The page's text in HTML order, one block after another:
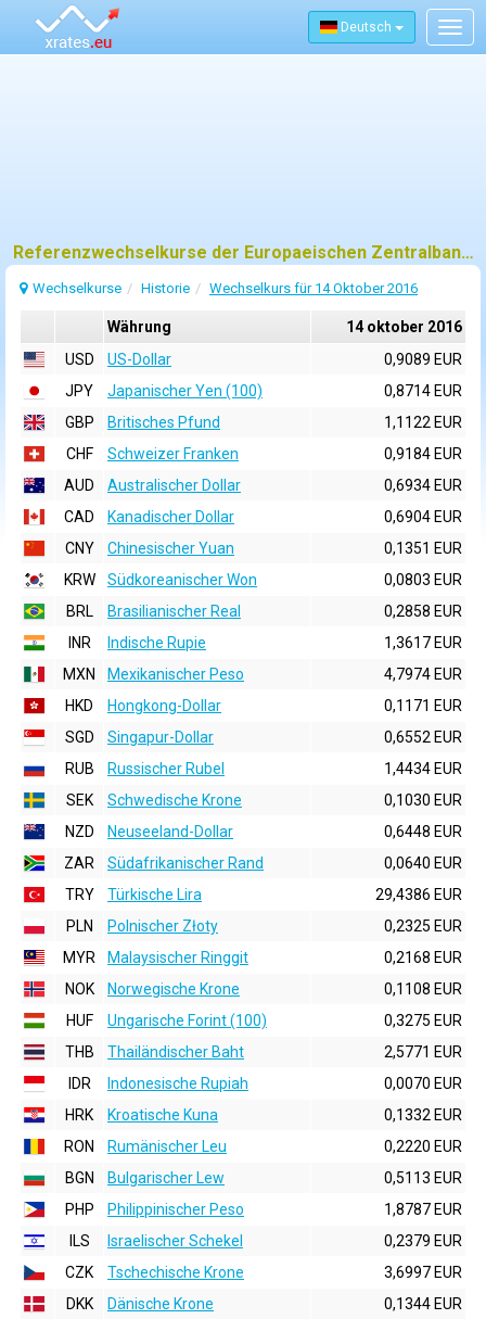
Deutsch
Referenzwechselkurse der Europaeischen Zentralbank (EZB) fuer 14 oktober 2016
Wechselkurse Historie Wechselkurs für 14 Oktober 2016
Währung
14 oktober 2016
USD
US-Dollar
0,9089 EUR
JPY
Japanischer Yen (100)
0,8714 EUR
GBP
Britisches Pfund
1,1122 EUR
CHF
Schweizer Franken
0,9184 EUR
AUD
Australischer Dollar
0,6934 EUR
CAD
Kanadischer Dollar
0,6904 EUR
CNY
Chinesischer Yuan
0,1351 EUR
KRW
Südkoreanischer Won
0,0803 EUR
BRL
Brasilianischer Real
0,2858 EUR
INR
Indische Rupie
1,3617 EUR
MXN
Mexikanischer Peso
4,7974 EUR
HKD
Hongkong-Dollar
0,1171 EUR
SGD
Singapur-Dollar
0,6552 EUR
RUB
Russischer Rubel
1,4434 EUR
SEK
Schwedische Krone
0,1030 EUR
NZD
Neuseeland-Dollar
0,6448 EUR
ZAR
Südafrikanischer Rand
0,0640 EUR
TRY
Türkische Lira
29,4386 EUR
PLN
Polnischer Złoty
0,2325 EUR
MYR
Malaysischer Ringgit
0,2168 EUR
NOK
Norwegische Krone
0,1108 EUR
HUF
Ungarische Forint (100)
0,3275 EUR
THB
Thailändischer Baht
2,5771 EUR
IDR
Indonesische Rupiah
0,0070 EUR
HRK
Kroatische Kuna
0,1332 EUR
RON
Rumänischer Leu
0,2220 EUR
BGN
Bulgarischer Lew
0,5113 EUR
PHP
Philippinischer Peso
1,8787 EUR
ILS
Israelischer Schekel
0,2379 EUR
CZK
Tschechische Krone
3,6997 EUR
DKK
Dänische Krone 0,1344 EUR